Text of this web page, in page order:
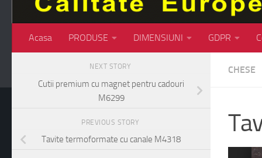
Acasa PRODUSE DIMENSIUNI GDPR
CHESE
NEXT STORY
Cutii premium cu magnet pentru cadouri
M6299
PREVIOUS STORY
Tavite termoformate cu canale M4318